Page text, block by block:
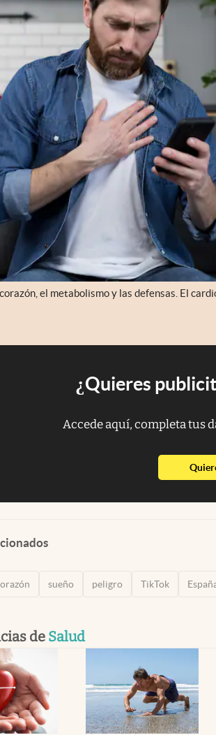
el metabolismo y las defensas. El
¿Quieres
Accede aquí, completa tus
sueño peligro TikTok
de Salud